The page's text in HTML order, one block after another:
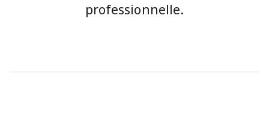
professionnelle.